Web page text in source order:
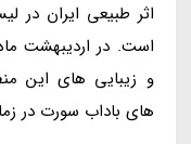
اثر طبیعی ایران
است. در اردیبهشت
و زیبایی های این
های باداب سورت در